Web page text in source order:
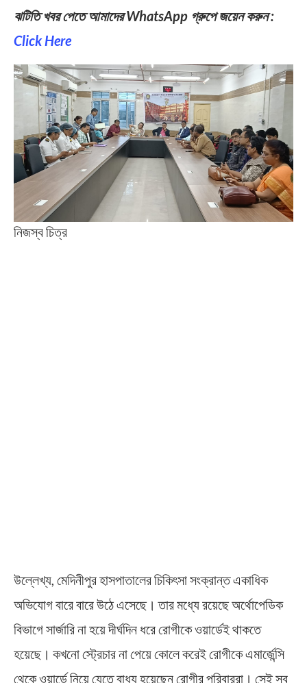
ঝটিতি খবর পেতে আমাদের WhatsApp গ্রুপে জয়েন করুন :
Click Here
নিজস্ব চিত্র
উল্লেখ্য, মেদিনীপুর হাসপাতালের চিকিৎসা সংক্রান্ত একাধিক
অভিযোগ বারে বারে উঠে এসেছে। তার মধ্যে রয়েছে অর্থোপেডিক
বিভাগে সার্জারি না হয়ে দীর্ঘদিন ধরে রোগীকে ওয়ার্ডেই থাকতে
হয়েছে। কখনো স্ট্রেচার না পেয়ে কোলে করেই রোগীকে এমার্জেন্সি
থেকে ওয়ার্ডে নিয়ে যেতে বাধ্য হয়েছেন রোগীর পরিবাররা। সেই সব